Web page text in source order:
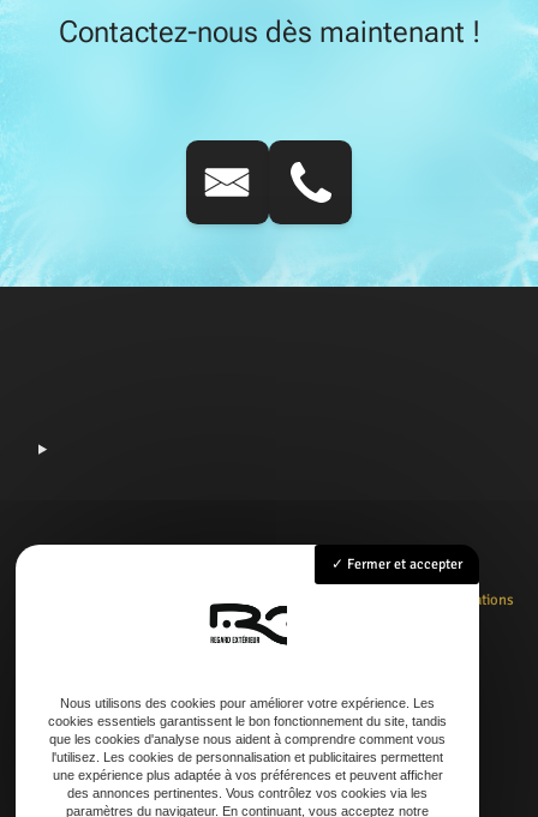
Contactez-nous dès maintenant !
Entretien
Nos réalisations
Contact
Adresse
21 AVENUE DE LAOUADIE, 40600 Biscarrosse
Fermer et accepter
Nous utilisons des cookies pour améliorer votre expérience. Les
cookies essentiels garantissent le bon fonctionnement du site, tandis
que les cookies d'analyse nous aident à comprendre comment vous
l'utilisez. Les cookies de personnalisation et publicitaires permettent
une expérience plus adaptée à vos préférences et peuvent afficher
des annonces pertinentes. Vous contrôlez vos cookies via les
paramètres du navigateur. En continuant, vous acceptez notre